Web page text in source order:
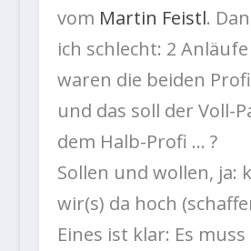
vom Martin Feistl.
ich schlecht: 2
waren die beiden
und das soll der Voll-
dem Halb-Profi … ?
Sollen und wollen, ja:
wir(s) da hoch
Eines ist klar: Es